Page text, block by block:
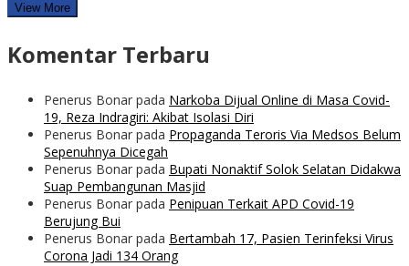
View More
Komentar Terbaru
Penerus Bonar pada Narkoba Dijual Online di Masa Covid-
19, Reza Indragiri: Akibat Isolasi Diri
Penerus Bonar pada Propaganda Teroris Via Medsos Belum
Sepenuhnya Dicegah
Penerus Bonar pada Bupati Nonaktif Solok Selatan Didakwa
Suap Pembangunan Masjid
Penerus Bonar pada Penipuan Terkait APD Covid-19
Berujung Bui
Penerus Bonar pada Bertambah 17, Pasien Terinfeksi Virus
Corona Jadi 134 Orang